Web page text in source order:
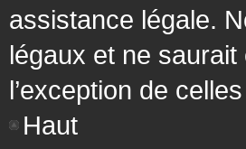
assistance légale.
légaux et ne
l’exception de
Haut